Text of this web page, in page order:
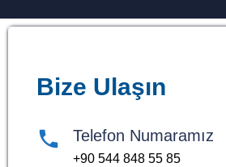
Bize Ulaşın
Telefon Numaramız
+90 544 848 55 85